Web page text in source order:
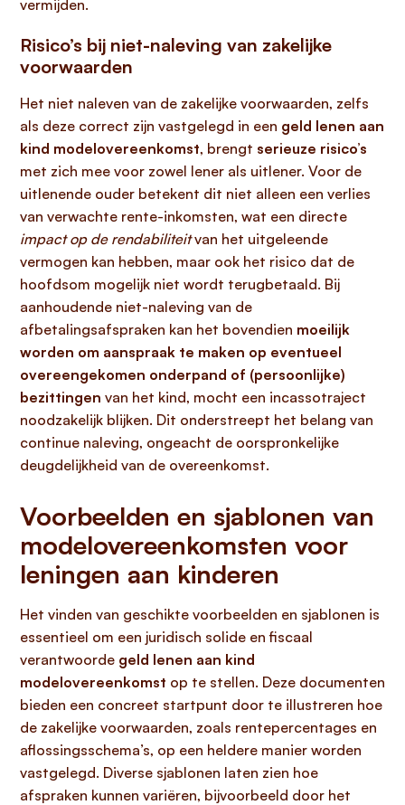
vermijden.
Risico’s bij niet-naleving van zakelijke
voorwaarden
Het niet naleven van de zakelijke voorwaarden, zelfs
als deze correct zijn vastgelegd in een geld lenen aan
kind modelovereenkomst, brengt serieuze risico’s
met zich mee voor zowel lener als uitlener. Voor de
uitlenende ouder betekent dit niet alleen een verlies
van verwachte rente-inkomsten, wat een directe
impact op de rendabiliteitvan het uitgeleende
vermogen kan hebben, maar ook het risico dat de
hoofdsom mogelijk niet wordt terugbetaald. Bij
aanhoudende niet-naleving van de
afbetalingsafspraken kan het bovendien moeilijk
worden om aanspraak te maken op eventueel
overeengekomen onderpand of (persoonlijke)
bezittingen van het kind, mocht een incassotraject
noodzakelijk blijken. Dit onderstreept het belang van
continue naleving, ongeacht de oorspronkelijke
deugdelijkheid van de overeenkomst.
Voorbeelden en sjablonen van
modelovereenkomsten voor
leningen aan kinderen
Het vinden van geschikte voorbeelden en sjablonen is
essentieel om een juridisch solide en fiscaal
verantwoorde geld lenen aan kind
modelovereenkomst op te stellen. Deze documenten
bieden een concreet startpunt door te illustreren hoe
de zakelijke voorwaarden, zoals rentepercentages en
aflossingsschema’s, op een heldere manier worden
vastgelegd. Diverse sjablonen laten zien hoe
afspraken kunnen variëren, bijvoorbeeld door het